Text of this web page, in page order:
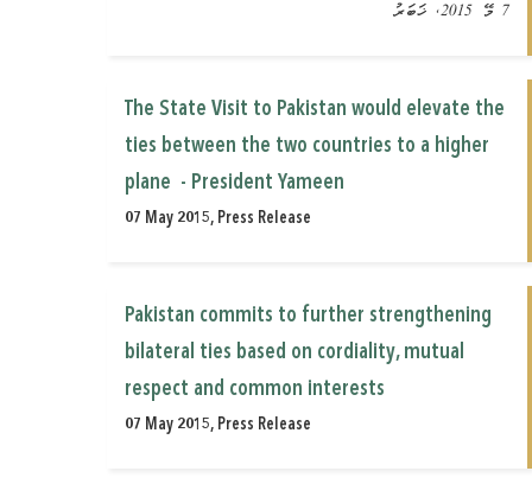
The State Visit to Pakistan would elevate the
ties between the two countries to a higher
plane ‎ - President Yameen
07 May 2015, Press Release
Pakistan commits to further strengthening
bilateral ties based on cordiality, ‎mutual
respect and common interests
07 May 2015, Press Release